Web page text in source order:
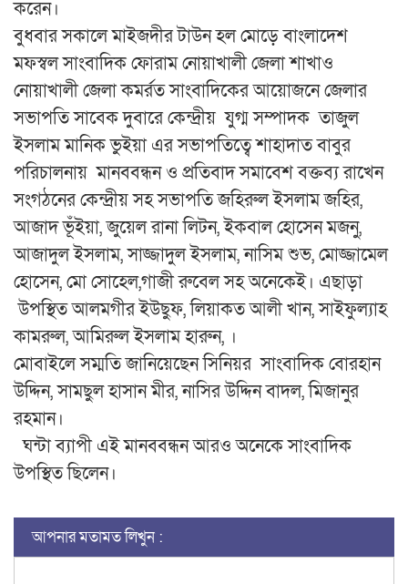
করেন।
বুধবার সকালে মাইজদীর টাউন হল মোড়ে বাংলাদেশ
মফস্বল সাংবাদিক ফোরাম নোয়াখালী জেলা শাখাও
নোয়াখালী জেলা কমর্রত সাংবাদিকের আয়োজনে জেলার
সভাপতি সাবেক দুবারে কেন্দ্রীয় যুগ্ম সম্পাদক তাজুল
ইসলাম মানিক ভুইয়া এর সভাপতিত্বে শাহাদাত বাবুর
পরিচালনায় মানববন্ধন ও প্রতিবাদ সমাবেশ বক্তব্য রাখেন
সংগঠনের কেন্দ্রীয় সহ সভাপতি জহিরুল ইসলাম জহির,
আজাদ ভূঁইয়া, জুয়েল রানা লিটন, ইকবাল হোসেন মজনু,
আজাদুল ইসলাম, সাজ্জাদুল ইসলাম, নাসিম শুভ, মোজ্জামেল
হোসেন, মো সোহেল,গাজী রুবেল সহ অনেকেই। এছাড়া
উপস্থিত আলমগীর ইউছুফ, লিয়াকত আলী খান, সাইফুল্যাহ
কামরুল, আমিরুল ইসলাম হারুন, ।
মোবাইলে সম্মতি জানিয়েছেন সিনিয়র সাংবাদিক বোরহান
উদ্দিন, সামছুল হাসান মীর, নাসির উদ্দিন বাদল, মিজানুর
রহমান।
ঘন্টা ব্যাপী এই মানববন্ধন আরও অনেকে সাংবাদিক
উপস্থিত ছিলেন।
আপনার মতামত লিখুন :